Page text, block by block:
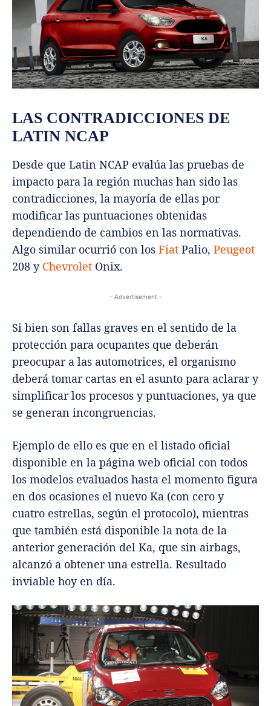
LAS CONTRADICCIONES DE
LATIN NCAP
Desde que Latin NCAP evalúa las pruebas de
impacto para la región muchas han sido las
contradicciones, la mayoría de ellas por
modificar las puntuaciones obtenidas
dependiendo de cambios en las normativas.
Algo similar ocurrió con los Fiat Palio, Peugeot
208 y Chevrolet Onix.
- Advertisement -
Si bien son fallas graves en el sentido de la
protección para ocupantes que deberán
preocupar a las automotrices, el organismo
deberá tomar cartas en el asunto para aclarar y
simplificar los procesos y puntuaciones, ya que
se generan incongruencias.
Ejemplo de ello es que en el listado oficial
disponible en la página web oficial con todos
los modelos evaluados hasta el momento figura
en dos ocasiones el nuevo Ka (con cero y
cuatro estrellas, según el protocolo), mientras
que también está disponible la nota de la
anterior generación del Ka, que sin airbags,
alcanzó a obtener una estrella. Resultado
inviable hoy en día.